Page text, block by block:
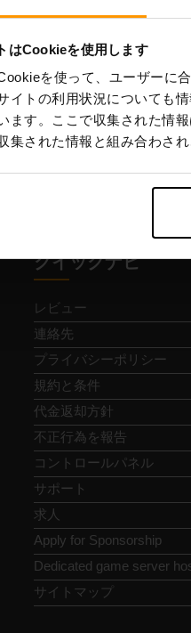
はCookieを使用します
を使って、ユーザーに
イトの利用状況についても
ます。ここで収集された情
集された情報と組み合わさ
クイックナビ
レビュー
連絡先
プライバシーポリシー
規約と条件
代金返却方針
不正行為を報告
コントロールパネル
サポート
求人
Apply for Sponsorship
Dedicated game server
サイトマップ